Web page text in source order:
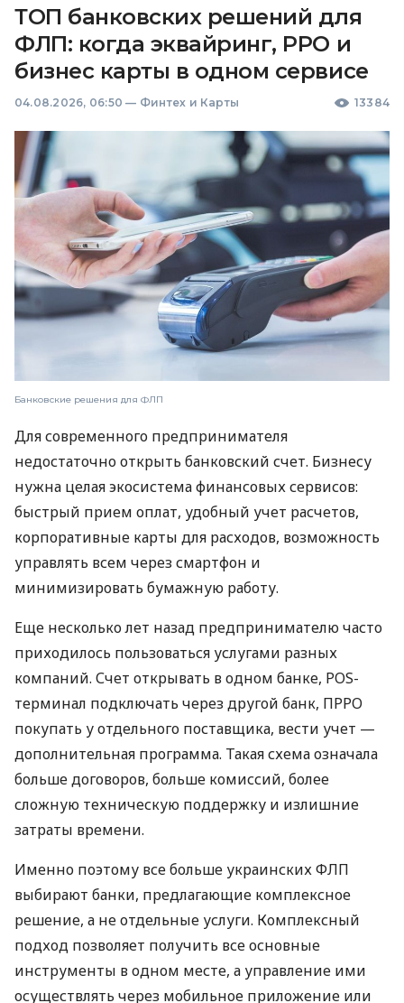
ТОП банковских решений для
ФЛП: когда эквайринг, РРО и
бизнес карты в одном сервисе
04.08.2026, 06:50 — Финтех и Карты 13384
Банковские решения для ФЛП
Для современного предпринимателя
недостаточно открыть банковский счет. Бизнесу
нужна целая экосистема финансовых сервисов:
быстрый прием оплат, удобный учет расчетов,
корпоративные карты для расходов, возможность
управлять всем через смартфон и
минимизировать бумажную работу.
Еще несколько лет назад предпринимателю часто
приходилось пользоваться услугами разных
компаний. Счет открывать в одном банке, POS-
терминал подключать через другой банк, ПРРО
покупать у отдельного поставщика, вести учет —
дополнительная программа. Такая схема означала
больше договоров, больше комиссий, более
сложную техническую поддержку и излишние
затраты времени.
Именно поэтому все больше украинских ФЛП
выбирают банки, предлагающие комплексное
решение, а не отдельные услуги. Комплексный
подход позволяет получить все основные
инструменты в одном месте, а управление ими
осуществлять через мобильное приложение или